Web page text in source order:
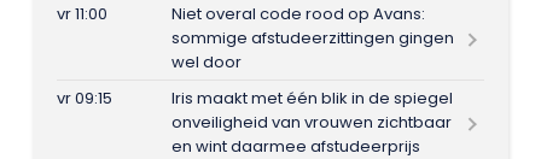
vr 11:00
Niet overal code rood op Avans:
sommige afstudeerzittingen gingen
wel door
vr 09:15
Iris maakt met één blik in de spiegel
onveiligheid van vrouwen zichtbaar
en wint daarmee afstudeerprijs